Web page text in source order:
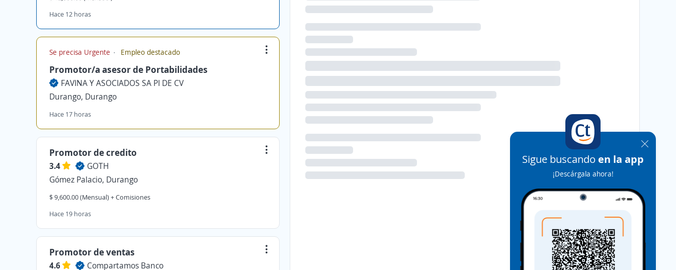
Hace 12 horas
Se precisa Urgente Empleo destacado
Promotor/a asesor de Portabilidades
FAVINA Y ASOCIADOS SA PI DE CV
Durango, Durango
Hace 17 horas
Promotor de credito
3.4
GOTH
Gómez Palacio, Durango
$ 9,600.00 (Mensual) + Comisiones
Hace 19 horas
Promotor de ventas
4.6 Compartamos Banco
Sigue buscando en la app
¡Descárgala ahora!